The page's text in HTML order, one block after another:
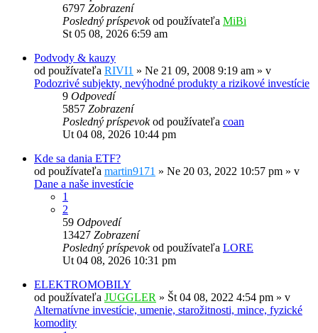
6797 Zobrazení
Posledný príspevokod používateľa MiBi
St 05 08, 2026 6:59 am
Podvody & kauzy
od používateľa RIVI1 » Ne 21 09, 2008 9:19 am » v
Podozrivé subjekty, nevýhodné produkty a rizikové investície
9 Odpovedí
5857 Zobrazení
Posledný príspevokod používateľa coan
Ut 04 08, 2026 10:44 pm
Kde sa dania ETF?
od používateľa martin9171 » Ne 20 03, 2022 10:57 pm » v
Dane a naše investície
1
2
59 Odpovedí
13427 Zobrazení
Posledný príspevokod používateľa LORE
Ut 04 08, 2026 10:31 pm
ELEKTROMOBILY
od používateľa JUGGLER » Št 04 08, 2022 4:54 pm » v
Alternatívne investície, umenie, starožitnosti, mince, fyzické
komodity